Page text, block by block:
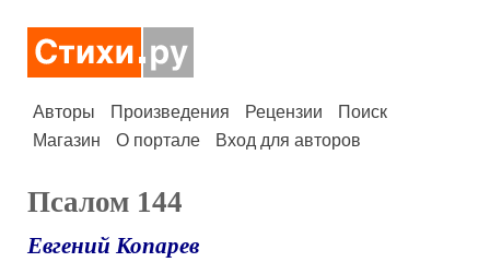
Авторы Произведения Рецензии
Поиск
Магазин
О портале Вход для авторов
Псалом 144
Евгений Копарев